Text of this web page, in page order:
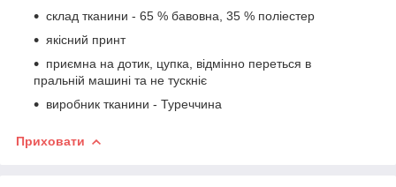
склад тканини - 65 % бавовна, 35 % поліестер
якісний принт
приємна на дотик, цупка, відмінно переться в
пральній машині та не тускніє
виробник тканини - Туреччина
Приховати